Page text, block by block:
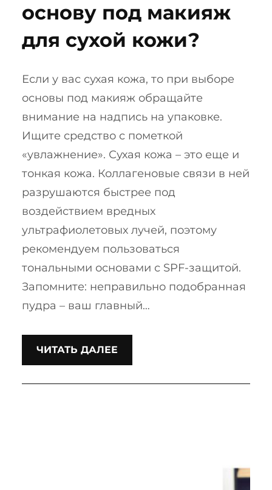
основу под макияж
для сухой кожи?
Если у вас сухая кожа, то при выборе
основы под макияж обращайте
внимание на надпись на упаковке.
Ищите средство с пометкой
«увлажнение». Сухая кожа – это еще и
тонкая кожа. Коллагеновые связи в ней
разрушаются быстрее под
воздействием вредных
ультрафиолетовых лучей, поэтому
рекомендуем пользоваться
тональными основами с SPF-защитой.
Запомните: неправильно подобранная
пудра – ваш главный…
ЧИТАТЬ ДАЛЕЕ